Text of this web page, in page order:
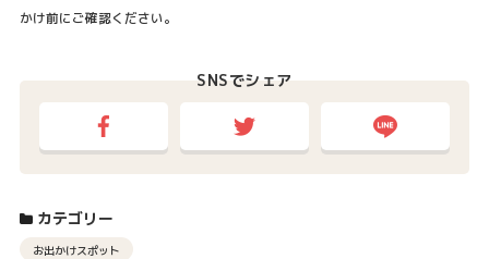
かけ前にご確認ください。
SNSでシェア
カテゴリー
お出かけスポット